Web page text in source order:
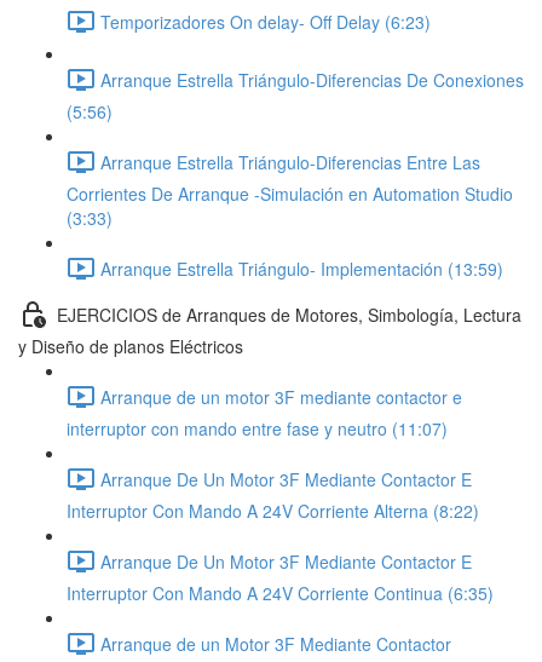
Temporizadores On delay- Off Delay (6:23)
Arranque Estrella Triángulo-Diferencias De Conexiones
(5:56)
Arranque Estrella Triángulo-Diferencias Entre Las
Corrientes De Arranque -Simulación en Automation Studio
(3:33)
Arranque Estrella Triángulo- Implementación (13:59)
EJERCICIOS de Arranques de Motores, Simbología, Lectura
y Diseño de planos Eléctricos
Arranque de un motor 3F mediante contactor e
interruptor con mando entre fase y neutro (11:07)
Arranque De Un Motor 3F Mediante Contactor E
Interruptor Con Mando A 24V Corriente Alterna (8:22)
Arranque De Un Motor 3F Mediante Contactor E
Interruptor Con Mando A 24V Corriente Continua (6:35)
Arranque de un Motor 3F Mediante Contactor